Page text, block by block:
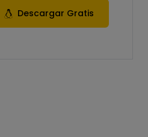
Descargar Gratis